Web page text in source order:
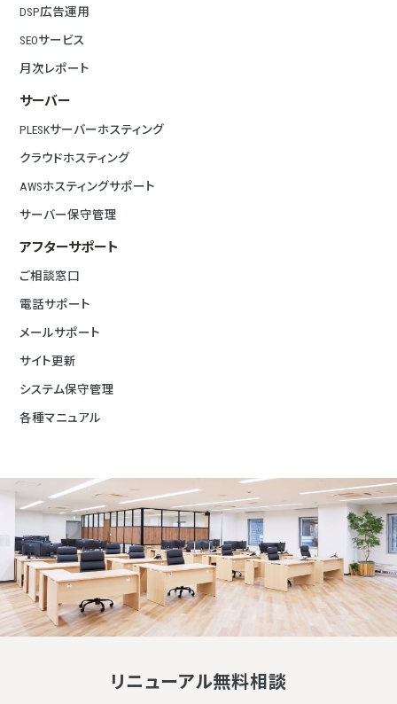
DSP広告運用
SEOサービス
月次レポート
サーバー
PLESKサーバーホスティング
クラウドホスティング
AWSホスティングサポート
サーバー保守管理
アフターサポート
ご相談窓口
電話サポート
メールサポート
サイト更新
システム保守管理
各種マニュアル
リニューアル無料相談